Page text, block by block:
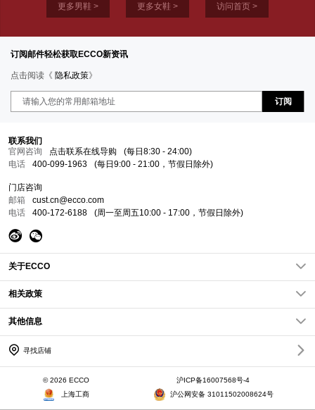
更多男鞋 > 更多女鞋 > 访问首页 >
订阅邮件轻松获取ECCO新资讯
点击阅读《 隐私政策》
订阅
联系我们
官网咨询
点击联系在线导购
(每日8:30 - 24:00)
电话
400-099-1963 (每日9:00 - 21:00，节假日除外)
门店咨询
邮箱
cust.cn@ecco.com
电话
400-172-6188 (周一至周五10:00 - 17:00，节假日除外)
关于ECCO
企业责任
相关政策
常见问题FAQs
Cookies政策
其他信息
寻找店铺
© 2026 ECCO
上海工商
沪ICP备16007568号-4
沪公网安备 31011502008624号